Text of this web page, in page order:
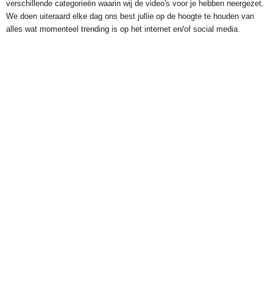
verschillende categorieën waarin wij de video's voor je hebben neergezet.
We doen uiteraard elke dag ons best jullie op de hoogte te houden van
alles wat momenteel trending is op het internet en/of social media.